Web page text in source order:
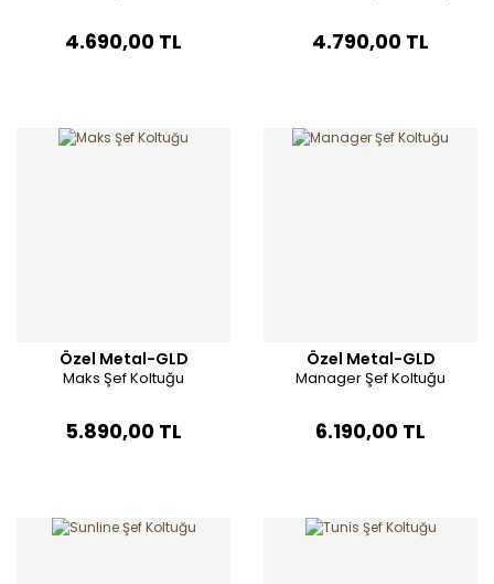
4.690,00 TL 4.790,00 TL
Özel Metal-GLD
Maks Şef Koltuğu
5.890,00 TL
Özel Metal-GLD
Manager Şef Koltuğu
6.190,00 TL